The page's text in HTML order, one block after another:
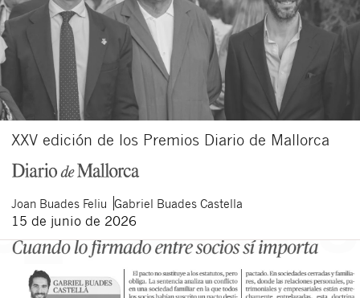
XXV edición de los Premios Diario de Mallorca
Joan Buades Feliu Gabriel Buades Castella
15 de junio de 2026